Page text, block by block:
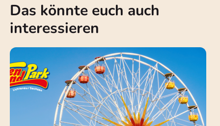
Das könnte euch auch
interessieren